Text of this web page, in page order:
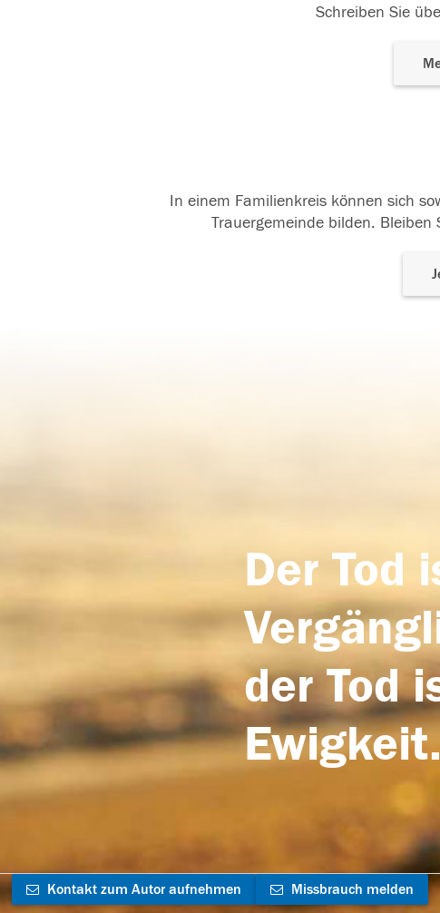
Schreiben Sie
In einem Familienkreis können sich
Trauergemeinde bilden.
Der Tod
der Tod
Kontakt zum Autor aufnehmen Missbrauch melden